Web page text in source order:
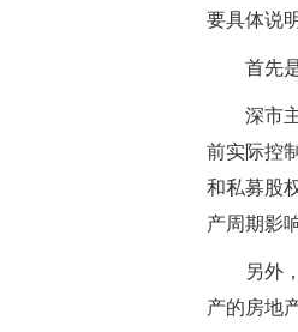
要具体说
首先
深市
前实际控
和私募股
产周期影
另外
产的房地